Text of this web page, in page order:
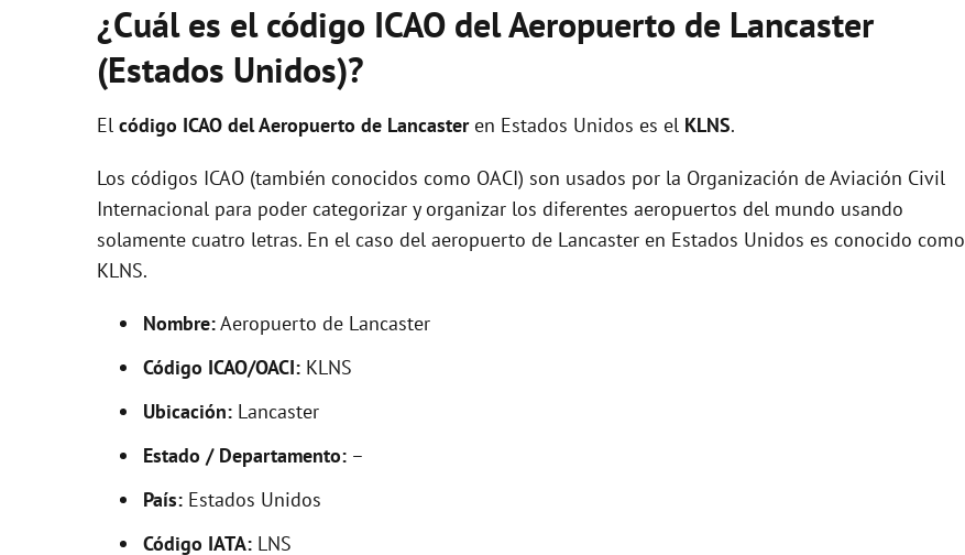
¿Cuál es el código ICAO del Aeropuerto de Lancaster
(Estados Unidos)?
El código ICAO delAeropuerto de Lancasteren Estados Unidos es el KLNS.
Los códigos ICAO (también conocidos como OACI) son usados por la Organización de Aviación Civil
Internacional para poder categorizar y organizar los diferentes aeropuertos del mundo usando
solamente cuatro letras. En el caso del aeropuerto de Lancaster en Estados Unidos es conocido como
KLNS.
Nombre:Aeropuerto de Lancaster
Código ICAO/OACI: KLNS
Ubicación: Lancaster
Estado / Departamento: –
País: Estados Unidos
Código IATA: LNS